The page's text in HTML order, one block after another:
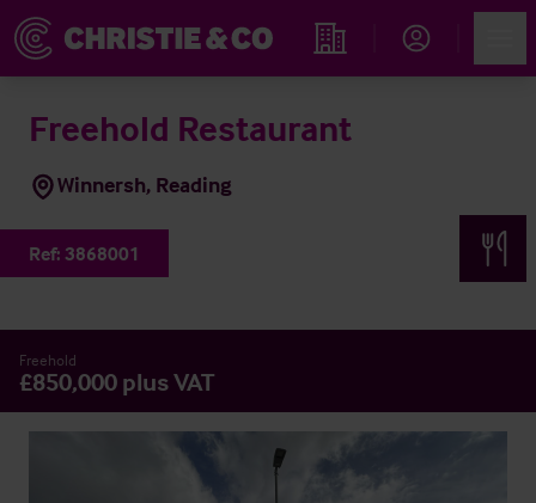
Immobiliensuche
Freehold Restaurant
Winnersh, Reading
Ref: 3868001
Freehold
£850,000 plus VAT